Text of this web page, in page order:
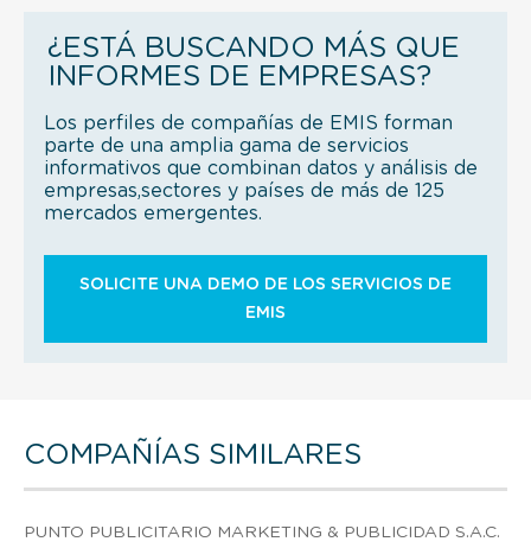
¿ESTÁ BUSCANDO MÁS QUE
INFORMES DE EMPRESAS?
Los perfiles de compañías de EMIS forman
parte de una amplia gama de servicios
informativos que combinan datos y análisis de
empresas,sectores y países de más de 125
mercados emergentes.
SOLICITE UNA DEMO DE LOS SERVICIOS DE
EMIS
COMPAÑÍAS SIMILARES
PUNTO PUBLICITARIO MARKETING & PUBLICIDAD S.A.C.